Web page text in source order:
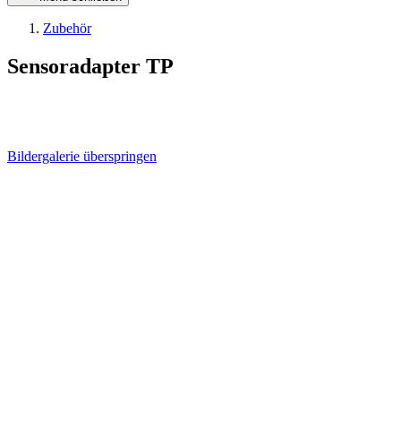
Zubehör
Sensoradapter TP
Bildergalerie überspringen